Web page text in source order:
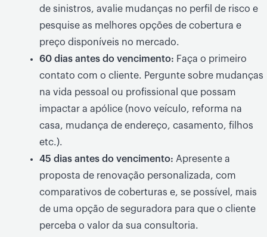
de sinistros, avalie mudanças no perfil de risco e
pesquise as melhores opções de cobertura e
preço disponíveis no mercado.
60 dias antes do vencimento: Faça o primeiro
contato com o cliente. Pergunte sobre mudanças
na vida pessoal ou profissional que possam
impactar a apólice (novo veículo, reforma na
casa, mudança de endereço, casamento, filhos
etc.).
45 dias antes do vencimento: Apresente a
proposta de renovação personalizada, com
comparativos de coberturas e, se possível, mais
de uma opção de seguradora para que o cliente
perceba o valor da sua consultoria.